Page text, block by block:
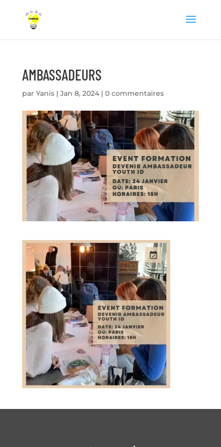
AMBASSADEURS
par Yanis| Jan 8, 2024| 0 commentaires